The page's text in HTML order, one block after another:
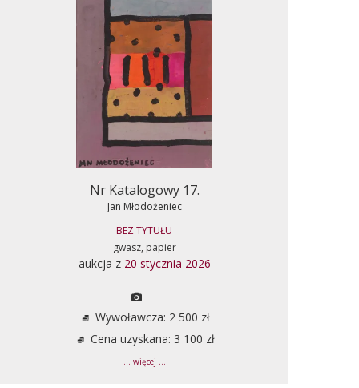
Nr Katalogowy 17.
Jan Młodożeniec
BEZ TYTUŁU
gwasz, papier
aukcja z 20 stycznia 2026
Wywoławcza: 2 500 zł
Cena uzyskana: 3 100 zł
... więcej ...